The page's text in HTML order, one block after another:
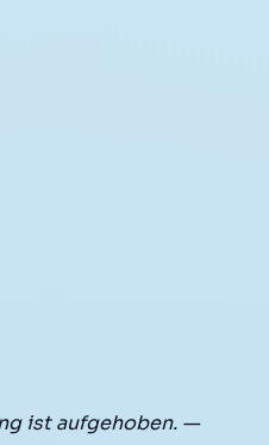
ist aufgehoben. —